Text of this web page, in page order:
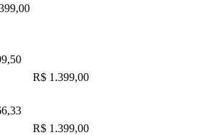
R$ 1.399,00
R$ 1.399,00